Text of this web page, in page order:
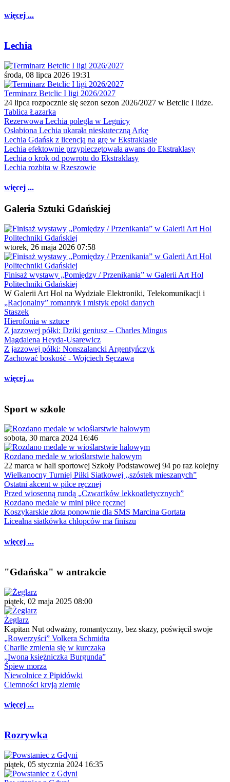
więcej ...
Lechia
środa, 08 lipca 2026 19:31
Terminarz Betclic I ligi 2026/2027
24 lipca rozpocznie się sezon sezon 2026/2027 w Betclic I lidze.
Tablica Łazarka
Rezerwowa Lechia poległa w Legnicy
Osłabiona Lechia ukarała nieskuteczną Arkę
Lechia Gdańsk z licencją na grę w Ekstraklasie
Lechia efektownie przypieczętowała awans do Ekstraklasy
Lechia o krok od powrotu do Ekstraklasy
Lechia rozbita w Rzeszowie
więcej ...
Galeria Sztuki Gdańskiej
wtorek, 26 maja 2026 07:58
Finisaż wystawy „Pomiędzy / Przenikania” w Galerii Art Hol
Politechniki Gdańskiej
W Galerii Art Hol na Wydziale Elektroniki, Telekomunikacji i
„Racjonalny” romantyk i mistyk epoki danych
Staszek
Hierofonia w sztuce
Z jazzowej półki: Dziki geniusz – Charles Mingus
Magdalena Heyda-Usarewicz
Z jazzowej półki: Nonszalancki Argentyńczyk
Zachować boskość - Wojciech Sęczawa
więcej ...
Sport w szkole
sobota, 30 marca 2024 16:46
Rozdano medale w wioślarstwie halowym
22 marca w hali sportowej Szkoły Podstawowej 94 po raz kolejny
Wielkanocny Turniej Piłki Siatkowej ,,szóstek mieszanych”
Ostatni akcent w piłce ręcznej
Przed wiosenną rundą „Czwartków lekkoatletycznych”
Rozdano medale w mini piłce ręcznej
Koszykarskie złota ponownie dla SMS Marcina Gortata
Licealna siatkówka chłopców ma finiszu
więcej ...
"Gdańska" w antrakcie
piątek, 02 maja 2025 08:00
Żeglarz
Kapitan Nut odważny, romantyczny, bez skazy, poświęcił swoje
„Rowerzyści” Volkera Schmidta
Charlie zmienia się w kurczaka
„Iwona księżniczka Burgunda”
Śpiew morza
Niewolnice z Pipidówki
Ciemności kryją ziemię
więcej ...
Rozrywka
piątek, 05 stycznia 2024 16:35